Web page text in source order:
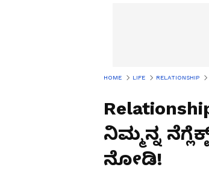
HOME LIFE RELATIONSHIP
ನಿಮ್ಮನ್ನ
ನೋಡಿ!